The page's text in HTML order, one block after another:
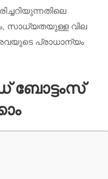
സാധ്യതയുള്ള വില
പ്രാധാന്യം
ബോട്ടംസ്